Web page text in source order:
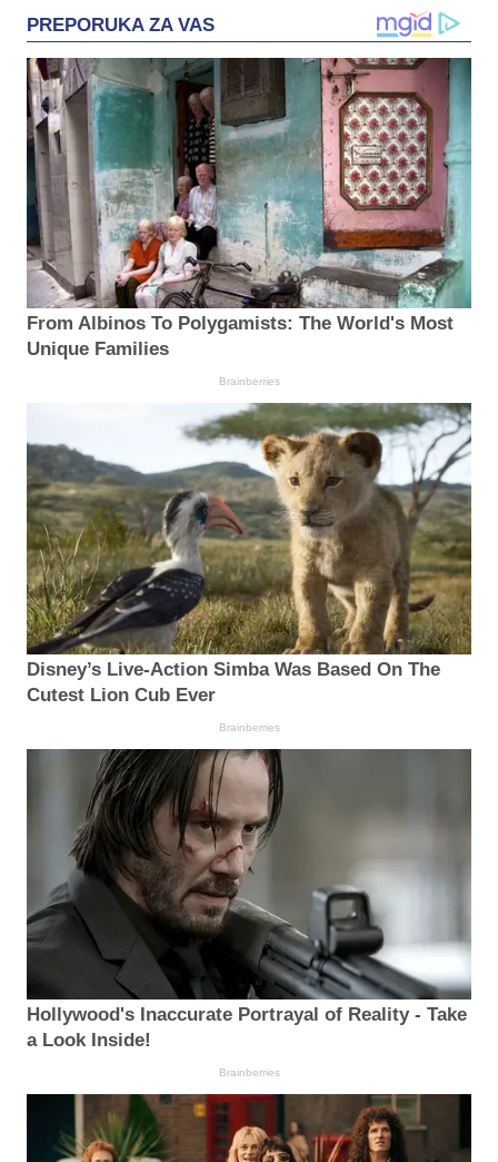
PREPORUKA ZA VAS
From Albinos To Polygamists: The World's Most
Unique Families
Brainberries
Disney’s Live-Action Simba Was Based On The
Cutest Lion Cub Ever
Brainberries
Hollywood's Inaccurate Portrayal of Reality - Take
a Look Inside!
Brainberries